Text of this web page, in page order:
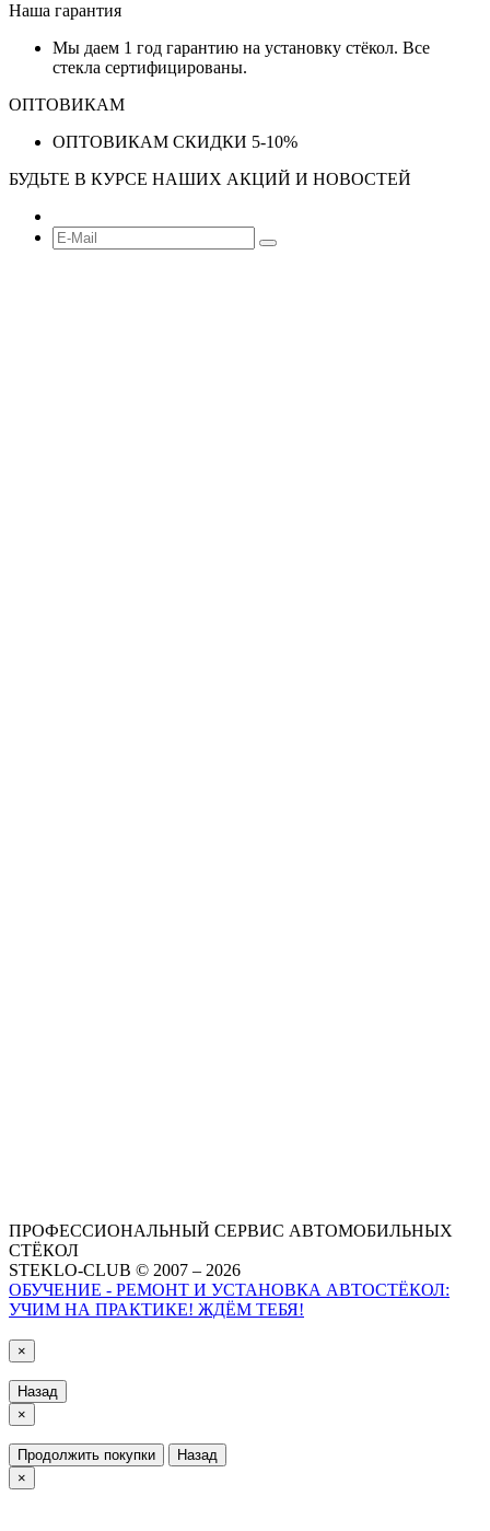
Наша гарантия
Мы даем 1 год гарантию на установку стёкол. Все
стекла сертифицированы.
ОПТОВИКАМ
ОПТОВИКАМ СКИДКИ 5-10%
БУДЬТЕ В КУРСЕ НАШИХ АКЦИЙ И НОВОСТЕЙ
ПРОФЕССИОНАЛЬНЫЙ СЕРВИС АВТОМОБИЛЬНЫХ
СТЁКОЛ
STEKLO-CLUB © 2007 – 2026
ОБУЧЕНИЕ - РЕМОНТ И УСТАНОВКА АВТОСТЁКОЛ:
УЧИМ НА ПРАКТИКЕ! ЖДЁМ ТЕБЯ!
×
Назад
×
Продолжить покупки
Назад
×